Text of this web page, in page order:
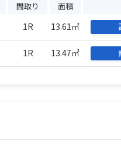
間取り 面積
1R 13.61㎡
1R 13.47㎡